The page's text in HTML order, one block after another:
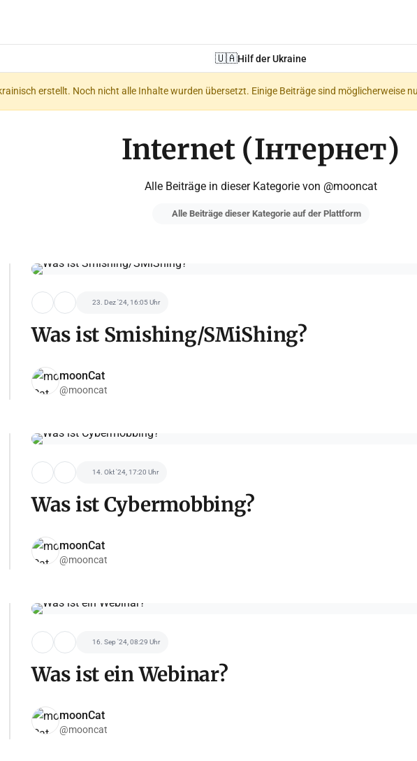
🇺🇦Hilf der Ukraine
erstellt. Noch nicht alle Inhalte wurden übersetzt. Einige Beiträge sind möglicherweise
Internet (Інтернет)
Alle Beiträge in dieser Kategorie von @mooncat
Alle Beiträge dieser Kategorie auf der Plattform
23. Dez '24, 16:05 Uhr
Was ist Smishing/SMiShing?
moonCat
@mooncat
14. Okt '24, 17:20 Uhr
Was ist Cybermobbing?
moonCat
@mooncat
16. Sep '24, 08:29 Uhr
Was ist ein Webinar?
moonCat
@mooncat